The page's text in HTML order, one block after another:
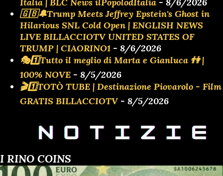
Italia | BLC News ilPopolodItalia - 8/6/2026
🇬🇧🔔Trump Meets Jeffrey Epstein's Ghost in
Hilarious SNL Cold Open | ENGLISH NEWS
LIVE BILLACCIOTV UNITED STATES OF
TRUMP | CIAORINO1 - 8/6/2026
🎭1️⃣Tutto il meglio di Marta e Gianluca 👫 |
100% NOVE - 8/5/2026
🎬1️⃣TOTÒ TUBE | Destinazione Piovarolo - Film
GRATIS BILLACCIOTV- 8/5/2026
I RINO COINS